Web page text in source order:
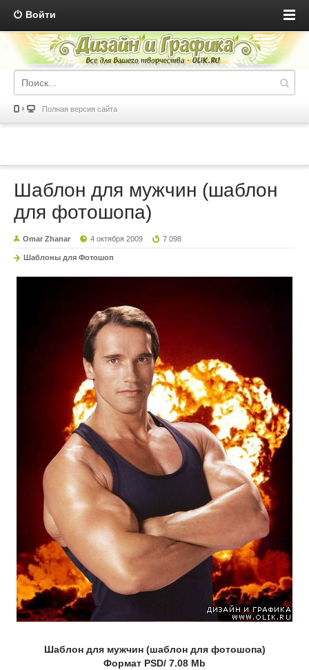
Войти
Полная версия сайта
Шаблон для мужчин (шаблон
для фотошопа)
Omar Zhanar 4 октября 2009 7 098
Шаблоны для Фотошоп
Шаблон для мужчин (шаблон для фотошопа)
Формат PSD/ 7.08 Mb